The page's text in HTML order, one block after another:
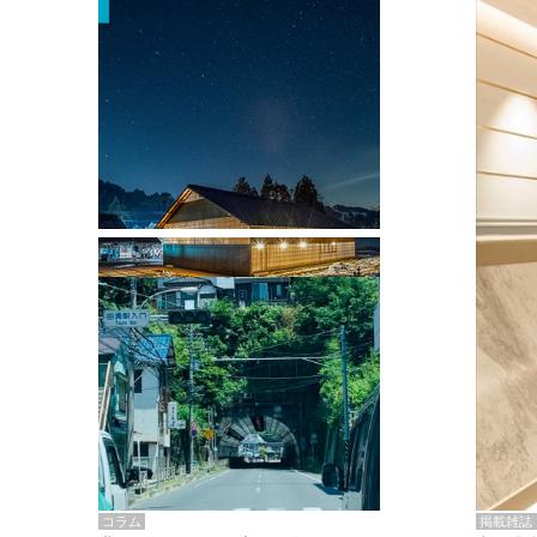
掲載雑誌
掲載雑誌・書籍
『街歩き研修「アールデコとモダニズ
ム、和風バロック」』のレポート記事が
掲載
コラム